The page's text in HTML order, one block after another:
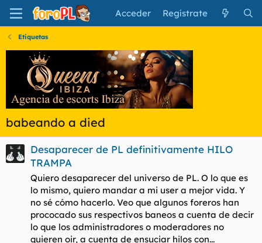
Acceder Regístrate
Etiquetas
babeando a died
Desaparecer de PL definitivamente HILO
TRAMPA
Quiero desaparecer del universo de PL. O lo que es
lo mismo, quiero mandar a mi user a mejor vida. Y
no sé cómo hacerlo. Veo que algunos foreros han
prococado sus respectivos baneos a cuenta de decir
lo que los administradores o moderadores no
quieren oir, a cuenta de ensuciar hilos con...